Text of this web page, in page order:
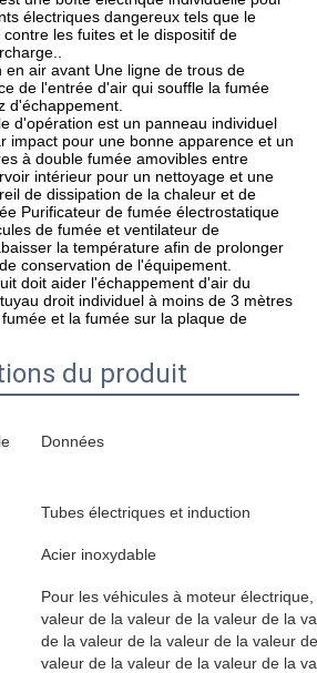
électriques dangereux tels que le
les fuites et le dispositif de
en air avant Une ligne de trous de
de l'entrée d'air qui souffle la fumée
d'échappement.
d'opération est un panneau individuel
impact pour une bonne apparence et un
à double fumée amovibles entre
intérieur pour un nettoyage et une
de dissipation de la chaleur et de
Purificateur de fumée électrostatique
de fumée et ventilateur de
la température afin de prolonger
conservation de l'équipement.
doit aider l'échappement d'air du
droit individuel à moins de 3 mètres
et la fumée sur la plaque de
du produit
Données
Tubes électriques et induction
Acier inoxydable
Pour les véhicules à moteur
valeur de la valeur de la valeur de la
de la valeur de la valeur de la valeur
valeur de la valeur de la valeur de la